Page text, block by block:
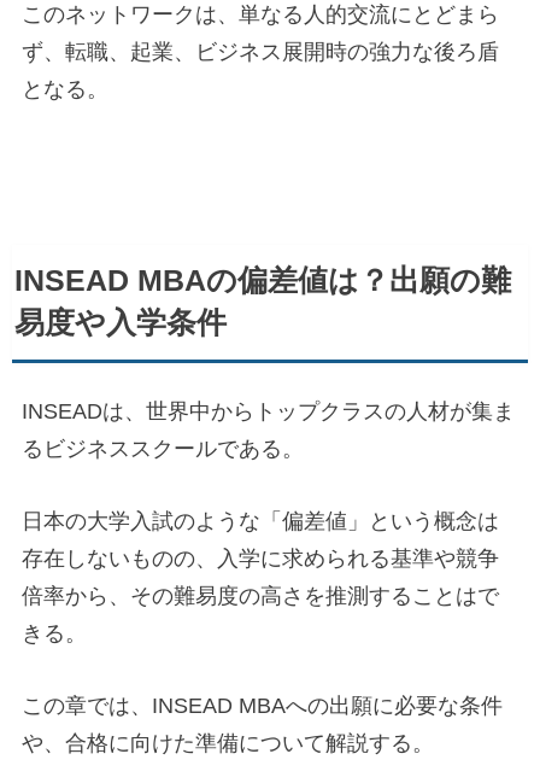
このネットワークは、単なる人的交流にとどまら
ず、転職、起業、ビジネス展開時の強力な後ろ盾
となる。
INSEAD MBAの偏差値は？出願の難
易度や入学条件
INSEADは、世界中からトップクラスの人材が集ま
るビジネススクールである。
日本の大学入試のような「偏差値」という概念は
存在しないものの、入学に求められる基準や競争
倍率から、その難易度の高さを推測することはで
きる。
この章では、INSEAD MBAへの出願に必要な条件
や、合格に向けた準備について解説する。